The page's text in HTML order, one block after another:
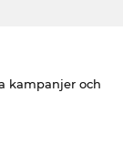
kampanjer och